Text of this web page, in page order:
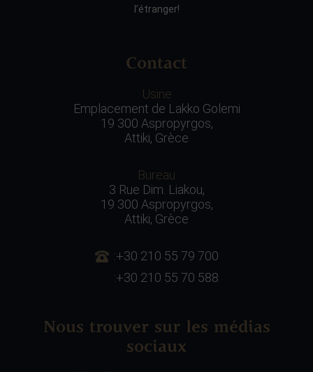
l’étranger!
Contact
Usine
Emplacement de Lakko Golemi
19 300 Aspropyrgos,
Attiki, Grèce
Bureau
3 Rue Dim. Liakou,
19 300 Aspropyrgos,
Attiki, Grèce
:+30 210 55 79 700
:+30 210 55 70 588
Nous trouver sur les médias
sociaux